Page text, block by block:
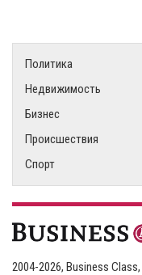
Политика
Недвижимость
Бизнес
Происшествия
Спорт
2004-2026, Business Class,